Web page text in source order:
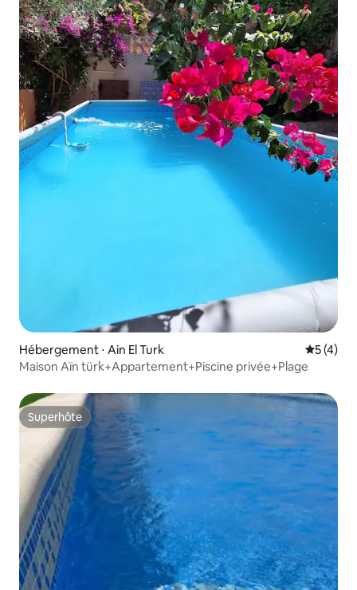
Hébergement ⋅ Ain El Turk
5 (4)
Maison Aïn türk+Appartement+Piscine privée+Plage
Superhôte
Superhôte